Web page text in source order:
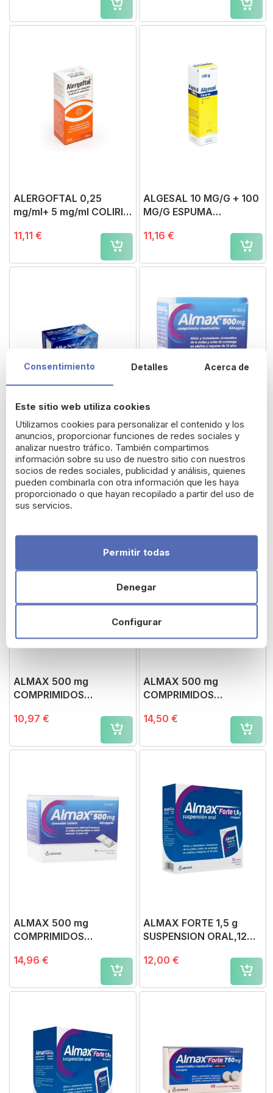
ALERGOFTAL 0,25
mg/ml+ 5 mg/ml COLIRIO
de 10 ml
11,11 €
ALGESAL 10 MG/G + 100
MG/G ESPUMA
presión de 100 g
11,16 €
ALKA-SELTZER 2,1 g
COMPRIMIDOS
EFERVESCENTES, 20
comprimidos
12,44 €
ALMAX 500 mg
COMPRIMIDOS
MASTICABLES,18
comprimidos
9,96 €
ALMAX 500 mg
COMPRIMIDOS
comprimidos
10,97 €
ALMAX 500 mg
COMPRIMIDOS
comprimidos
14,50 €
ALMAX 500 mg
COMPRIMIDOS
comprimidos
14,96 €
ALMAX FORTE 1,5 g
SUSPENSION ORAL,12
12,00 €
Consentimiento Detalles Acerca de
Este sitio web utiliza cookies
Utilizamos cookies para personalizar el contenido y los
anuncios, proporcionar funciones de redes sociales y
analizar nuestro tráfico. También compartimos
información sobre su uso de nuestro sitio con nuestros
socios de redes sociales, publicidad y análisis, quienes
pueden combinarla con otra información que les haya
proporcionado o que hayan recopilado a partir del uso de
sus servicios.
Configurar
Denegar
Permitir todas